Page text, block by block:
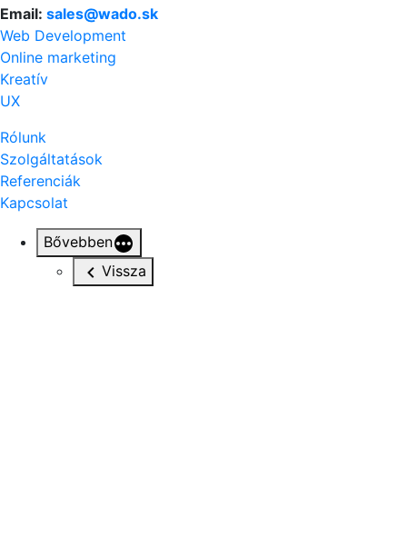
Email: sales@wado.sk
Web Development
Online marketing
Kreatív
UX
Rólunk
Szolgáltatások
Referenciák
Kapcsolat
Bővebben
Vissza